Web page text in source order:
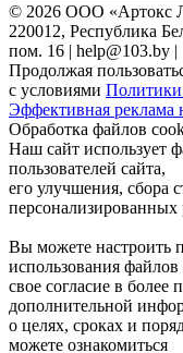
© 2026 ООО «Артокс
220012, Республика
пом. 16 | help@103.by |
Продолжая
с условиями Политики
Эффективная реклама
Обработка файлов
Наш сайт использует
пользователей сайта,
его улучшения, сбора
персонализированных
Вы можете настроить
использования
свое согласие в более
дополнительной
о целях, сроках и
можете ознакомиться